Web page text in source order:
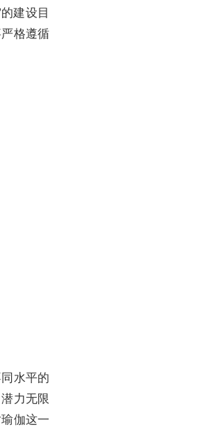
建设目
格遵循
水平的
力无限
伽这一